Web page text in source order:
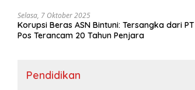
Selasa, 7 Oktober 2025
Korupsi Beras ASN Bintuni: Tersangka dari PT
Pos Terancam 20 Tahun Penjara
Pendidikan